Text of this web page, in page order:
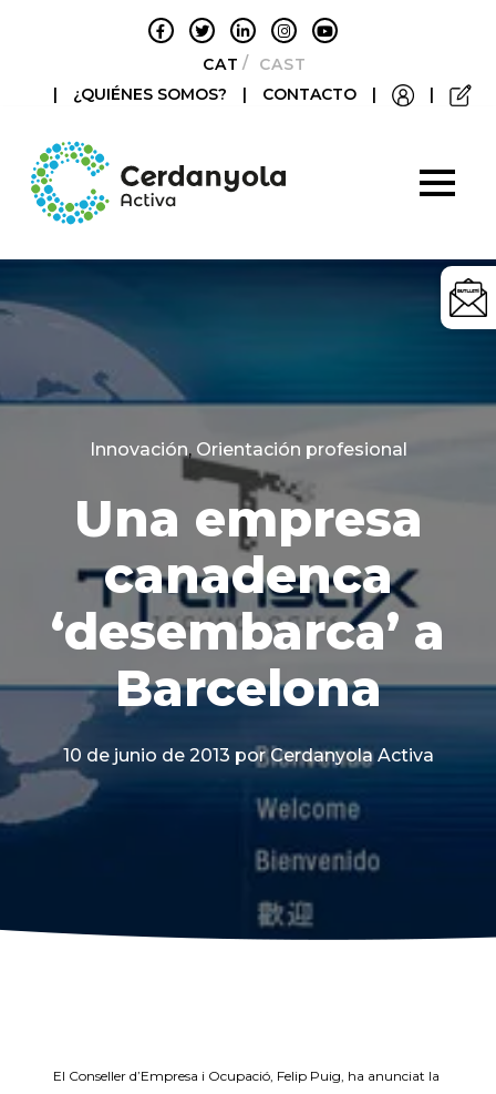
CATALÀCASTELLANO
|
¿QUIÉNES SOMOS? | CONTACTO | |
Categories
Innovación, Orientación profesional
Una empresa
canadenca
‘desembarca’ a
Barcelona
10 de junio de 2013 por Cerdanyola Activa
El Conseller d’Empresa i Ocupació, Felip Puig, ha anunciat la